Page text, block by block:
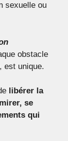
sexuelle ou
obstacle
est unique.
libérer la
se
qui